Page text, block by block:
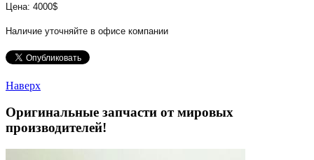
Цена: 4000$
Наличие уточняйте в офисе компании
Наверх
Оригинальные запчасти от мировых
производителей!